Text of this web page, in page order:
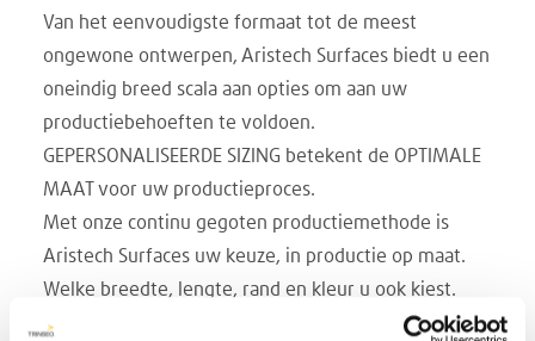
Van het eenvoudigste formaat tot de meest
ongewone ontwerpen, Aristech Surfaces biedt u een
oneindig breed scala aan opties om aan uw
productiebehoeften te voldoen.
GEPERSONALISEERDE SIZING betekent de OPTIMALE
MAAT voor uw productieproces.
Met onze continu gegoten productiemethode is
Aristech Surfaces uw keuze, in productie op maat.
Welke breedte, lengte, rand en kleur u ook kiest.
BREEDTES tot 108 in.